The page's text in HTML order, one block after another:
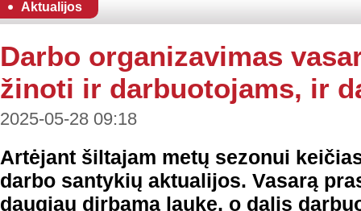
Aktualijos
Darbo organizavimas
žinoti ir darbuotojams, ir
2025-05-28 09:18
Artėjant šiltajam metų sezonui
darbo santykių aktualijos. Vasarą
daugiau dirbama lauke, o dalis